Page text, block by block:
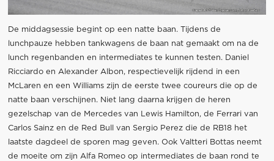
De middagsessie begint op een natte baan. Tijdens de
lunchpauze hebben tankwagens de baan nat gemaakt om na de
lunch regenbanden en intermediates te kunnen testen. Daniel
Ricciardo en Alexander Albon, respectievelijk rijdend in een
McLaren en een Williams zijn de eerste twee coureurs die op de
natte baan verschijnen. Niet lang daarna krijgen de heren
gezelschap van de Mercedes van Lewis Hamilton, de Ferrari van
Carlos Sainz en de Red Bull van Sergio Perez die de RB18 het
laatste dagdeel de sporen mag geven. Ook Valtteri Bottas neemt
de moeite om zijn Alfa Romeo op intermediates de baan rond te